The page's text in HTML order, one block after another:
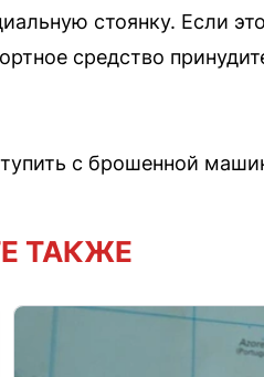
стоянку. Если
средство
с брошенной
ТАКЖЕ